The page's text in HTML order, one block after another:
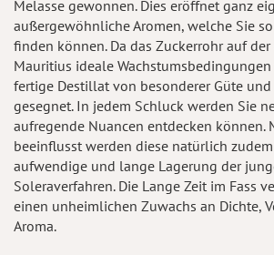
Melasse gewonnen. Dies eröffnet ganz
außergewöhnliche Aromen, welche Sie
finden können. Da das Zuckerrohr auf
Mauritius ideale
fertige Destillat von besonderer Güte
gesegnet. In jedem Schluck werden Sie
aufregende Nuancen entdecken können.
beeinflusst werden diese natürlich
aufwendige und lange Lagerung der
Soleraverfahren. Die Lange Zeit im Fass
einen unheimlichen Zuwachs an Dichte,
Aroma.